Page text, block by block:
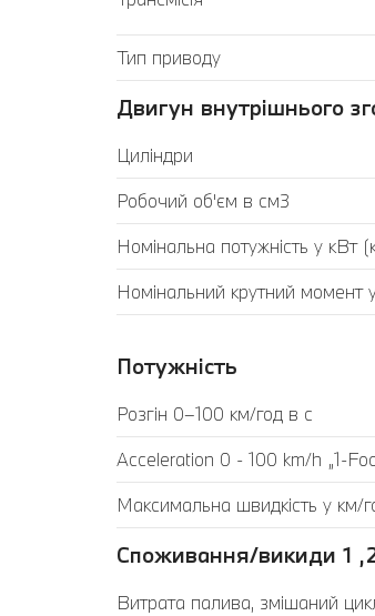
Тип приводу
Двигун внутрішнього
Циліндри
Робочий об'єм в см3
Номінальна потужність у кВт
Номінальний крутний момент
Потужність
Розгін 0–100 км/год в с
Acceleration 0 - 100 km/h „1-
Максимальна швидкість у км/
Споживання/викиди 1
Витрата палива, змішаний